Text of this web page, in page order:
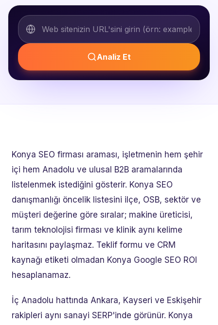
Analiz Et
Konya SEO firması araması, işletmenin hem şehir
içi hem Anadolu ve ulusal B2B aramalarında
listelenmek istediğini gösterir. Konya SEO
danışmanlığı öncelik listesini ilçe, OSB, sektör ve
müşteri değerine göre sıralar; makine üreticisi,
tarım teknolojisi firması ve klinik aynı kelime
haritasını paylaşmaz. Teklif formu ve CRM
kaynağı etiketi olmadan Konya Google SEO ROI
hesaplanamaz.
İç Anadolu hattında Ankara, Kayseri ve Eskişehir
rakipleri aynı sanayi SERP'inde görünür. Konya